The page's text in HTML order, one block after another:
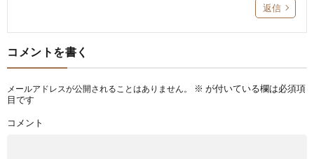
返信
コメントを書く
メールアドレスが公開されることはありません。 ※ が付いている欄は必須項
目です
コメント